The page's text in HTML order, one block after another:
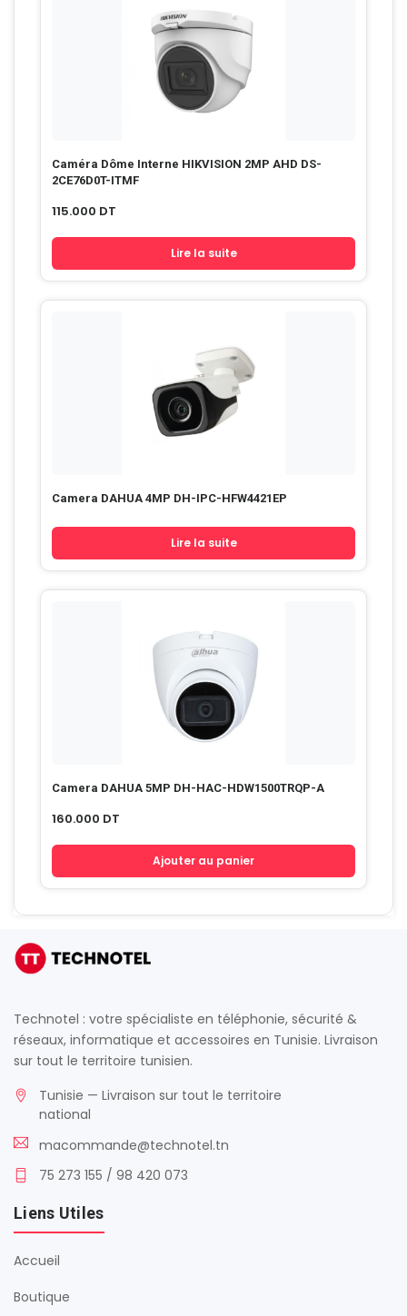
Caméra Dôme Interne HIKVISION 2MP AHD DS-
2CE76D0T-ITMF
115.000 DT
Lire la suite
Camera DAHUA 4MP DH-IPC-HFW4421EP
Lire la suite
Camera DAHUA 5MP DH-HAC-HDW1500TRQP-A
160.000 DT
Ajouter au panier
Technotel : votre spécialiste en téléphonie, sécurité &
réseaux, informatique et accessoires en Tunisie. Livraison
sur tout le territoire tunisien.
Tunisie — Livraison sur tout le territoire
national
macommande@technotel.tn
75 273 155 / 98 420 073
Liens Utiles
Accueil
Boutique